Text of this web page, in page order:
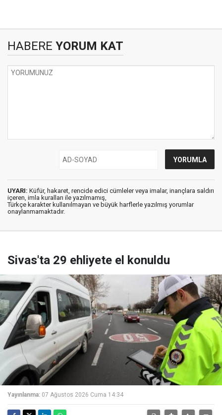
HABERE YORUM KAT
UYARI: Küfür, hakaret, rencide edici cümleler veya imalar, inançlara saldırı
içeren, imla kuralları ile yazılmamış,
Türkçe karakter kullanılmayan ve büyük harflerle yazılmış yorumlar
onaylanmamaktadır.
Sivas'ta 29 ehliyete el konuldu
Yayınlanma: 07 Ağustos 2026 Cuma 14:34